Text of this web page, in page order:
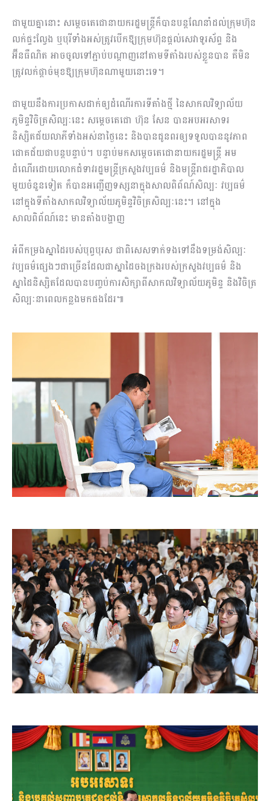
ជាមួយគ្នានោះ សម្ដេចតេជោនាយករដ្ឋមន្ត្រីក៏បានបន្តណែនាំដល់ក្រុមហ៊ុន
លក់ផ្ទះល្វែង ឬបុរីទាំងអស់ត្រូវបើកឱ្យក្រុមហ៊ុនផ្ដល់សេវាទូរស័ព្ទ និង
អ៊ីនធឺណិត អាចចូលទៅភ្ជាប់បណ្ដាញនៅតាមទីតាំងរបស់ខ្លួនបាន គឺមិន
ត្រូវលក់ផ្ដាច់មុខឱ្យក្រុមហ៊ុនណាមួយនោះទេ។
ជាមួយនឹងការប្រកាសដាក់ឲ្យដំណើរការទីតាំងថ្មី នៃសាកលវិទ្យាល័យ
ភូមិន្ទវិចិត្រសិល្បៈនេះ សម្ដេចតេជោ ហ៊ុន សែន បានអបអរសាទរ
និស្សិតជ័យលាភីទាំងអស់នាថ្ងៃនេះ និងបានជូនពរឲ្យទទួលបាននូវភាព
ជោគជ័យជាបន្តបន្ទាប់។ បន្ទាប់មកសម្ដេចតេជោនាយករដ្ឋមន្ត្រី អម
ដំណើរដោយលោកជំទាវរដ្ឋមន្ត្រីក្រសួងវប្បធម៌ និងមន្ត្រីរាជរដ្ឋាភិបាល
មួយចំនួនទៀត ក៏បានអញ្ជើញទស្សនាក្នុងសាលពិព័ណ៍សិល្បៈ វប្បធម៌
នៅក្នុងទីតាំងសាកលវិទ្យាល័យភូមិន្ទវិចិត្រសិល្បៈនេះ។ នៅក្នុង
សាលពិព័ណ៍នេះ មានតាំងបង្ហាញ
អំពីកម្រងស្នាដៃរបស់បុព្វបុរស ជាពិសេសទាក់ទងទៅនឹងទម្រង់សិល្បៈ
វប្បធម៌ផ្សេងៗជាច្រើនដែលជាស្នាដៃចងក្រងរបស់ក្រសួងវប្បធម៌ និង
ស្នាដៃនិស្សិតដែលបានបញ្ចប់ការសិក្សាពីសាកលវិទ្យាល័យភូមិន្ទ និងវិចិត្រ
សិល្បៈនាពេលកន្លងមកផងដែរ៕